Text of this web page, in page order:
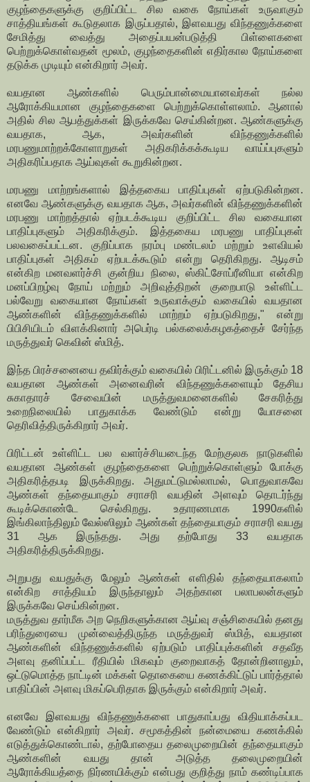
குழந்தைகளுக்கு குறிப்பிட்ட சில வகை நோய்கள் உருவாகும்
சாத்தியங்கள் கூடுதலாக இருப்பதால், இளவயது விந்தணுக்களை
சேமித்து வைத்து அதைப்பயன்படுத்தி பிள்ளைகளை
பெற்றுக்கொள்வதன் மூலம், குழந்தைகளின் எதிர்கால நோய்களை
தடுக்க முடியும் என்கிறார் அவர்.
வயதான ஆண்களில் பெரும்பான்மையானவர்கள் நல்ல
ஆரோக்கியமான குழந்தைகளை பெற்றுக்கொள்ளலாம். ஆனால்
அதில் சில ஆபத்துக்கள் இருக்கவே செய்கின்றன. ஆண்களுக்கு
வயதாக, ஆக, அவர்களின் விந்தணுக்களில்
மரபணுமாற்றக்கோளாறுகள் அதிகரிக்கக்கூடிய வாய்ப்புகளும்
அதிகரிப்பதாக ஆய்வுகள் கூறுகின்றன.
மரபணு மாற்றங்களால் இத்தகைய பாதிப்புகள் ஏற்படுகின்றன.
எனவே ஆண்களுக்கு வயதாக ஆக, அவர்களின் விந்தணுக்களின்
மரபணு மாற்றத்தால் ஏற்படக்கூடிய குறிப்பிட்ட சில வகையான
பாதிப்புகளும் அதிகரிக்கும். இத்தகைய மரபணு பாதிப்புகள்
பலவகைப்பட்டன. குறிப்பாக நரம்பு மண்டலம் மற்றும் உளவியல்
பாதிப்புகள் அதிகம் ஏற்படக்கூடும் என்று தெரிகிறது. ஆடிசம்
என்கிற மனவளர்ச்சி குன்றிய நிலை, ஸ்கிட்சோப்ரீனியா என்கிற
மனப்பிறழ்வு நோய் மற்றும் அறிவுத்திறன் குறைபாடு உள்ளிட்ட
பல்வேறு வகையான நோய்கள் உருவாக்கும் வகையில் வயதான
ஆண்களின் விந்தணுக்களில் மாற்றம் ஏற்படுகிறது," என்று
பிபிசியிடம் விளக்கினார் அபெர்டி பல்கலைக்கழகத்தைச் சேர்ந்த
மருத்துவர் கெவின் ஸ்மித்.
இந்த பிரச்சனையை தவிர்க்கும் வகையில் பிரிட்டனில் இருக்கும் 18
வயதான ஆண்கள் அனைவரின் விந்தணுக்களையும் தேசிய
சுகாதாரச் சேவையின் மருத்துவமனைகளில் சேகரித்து
உறைநிலையில் பாதுகாக்க வேண்டும் என்று யோசனை
தெரிவித்திருக்கிறார் அவர்.
பிரிட்டன் உள்ளிட்ட பல வளர்ச்சியடைந்த மேற்குலக நாடுகளில்
வயதான ஆண்கள் குழந்தைகளை பெற்றுக்கொள்ளும் போக்கு
அதிகரித்தபடி இருக்கிறது. அதுமட்டுமல்லாமல், பொதுவாகவே
ஆண்கள் தந்தையாகும் சராசரி வயதின் அளவும் தொடர்ந்து
கூடிக்கொண்டே செல்கிறது. உதாரணமாக 1990களில்
இங்கிலாந்திலும் வேல்ஸிலும் ஆண்கள் தந்தையாகும் சராசரி வயது
31 ஆக இருந்தது. அது தற்போது 33 வயதாக
அதிகரித்திருக்கிறது.
அறுபது வயதுக்கு மேலும் ஆண்கள் எளிதில் தந்தையாகலாம்
என்கிற சாத்தியம் இருந்தாலும் அதற்கான பலாபலன்களும்
இருக்கவே செய்கின்றன.
மருத்துவ தார்மீக அற நெறிகளுக்கான ஆய்வு சஞ்சிகையில் தனது
பரிந்துரையை முன்வைத்திருந்த மருத்துவர் ஸ்மித், வயதான
ஆண்களின் விந்தணுக்களில் ஏற்படும் பாதிப்புக்களின் சதவீத
அளவு தனிப்பட்ட ரீதியில் மிகவும் குறைவாகத் தோன்றினாலும்,
ஒட்டுமொத்த நாட்டின் மக்கள் தொகையை கணக்கிட்டுப் பார்த்தால்
பாதிப்பின் அளவு மிகப்பெரிதாக இருக்கும் என்கிறார் அவர்.
எனவே இளவயது விந்தணுக்களை பாதுகாப்பது விதியாக்கப்பட
வேண்டும் என்கிறார் அவர். சமூகத்தின் நன்மையை கணக்கில்
எடுத்துக்கொண்டால், தற்போதைய தலைமுறையின் தந்தையாகும்
ஆண்களின் வயது தான் அடுத்த தலைமுறையின்
ஆரோக்கியத்தை நிர்ணயிக்கும் என்பது குறித்து நாம் கண்டிப்பாக